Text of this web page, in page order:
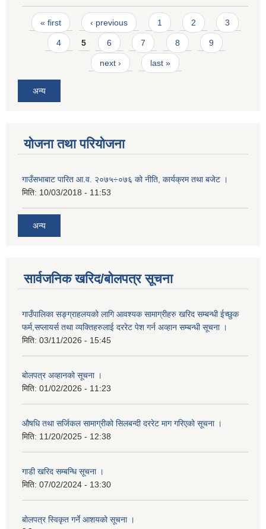
Pages
« first ‹ previous 1 2 3
4 5 6 7 8 9
next › last »
अन्य
योजना तथा परियोजना
गाउँसभाबाट पारित आ.व. २०७५÷०७६ को नीति, कार्यक्रम तथा बजेट ।
मिति: 10/03/2018 - 11:53
अन्य
सार्वजनिक खरिद/बोलपत्र सूचना
गाउँपालिका सङ्ग्राहलयको लागि आवश्यक सामाग्रीहरु खरिद सम्बन्धी ईच्छुक
फर्म,सप्लायर्स तथा व्यक्तिहरुलाई दररेट पेश गर्न अव्हान सम्बन्धी सूचना ।
मिति: 03/11/2026 - 15:45
बोलपत्र अव्हानको सूचना ।
मिति: 01/02/2026 - 11:23
औषधि तथा सर्जिकल सामाग्रीको सिलबन्दी दररेट माग गरिएको सूचना ।
मिति: 11/20/2025 - 12:38
गाडी खरिद सम्बन्धि सूचना ।
मिति: 07/02/2024 - 13:30
बोलपत्र स्विकृत गर्ने आशयको सूचना ।